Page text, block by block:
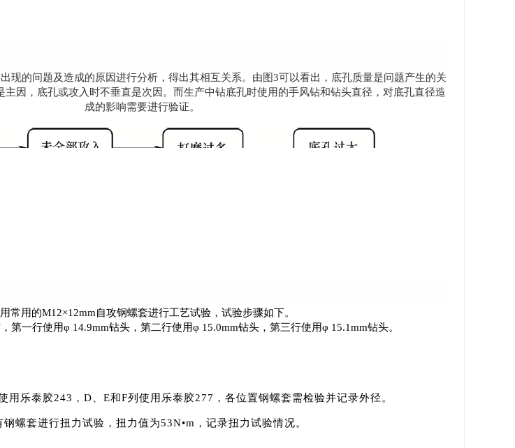
现的问题及造成的原因进行分析，得出其相互关系。由图3可以看出，底孔质量是问题产生的关
因，底孔或攻入时不垂直是次因。而生产中钻底孔时使用的手风钻和钻头直径，对底孔直径造
成的影响需要进行验证。
常用的M12×12mm自攻钢螺套进行工艺试验，试验步骤如下。
第一行使用φ 14.9mm钻头，第二行使用φ 15.0mm钻头，第三行使用φ 15.1mm钻头。
用乐泰胶243，D、E和F列使用乐泰胶277，各位置钢螺套需检验并记录外径。
螺套进行扭力试验，扭力值为53N•m，记录扭力试验情况。